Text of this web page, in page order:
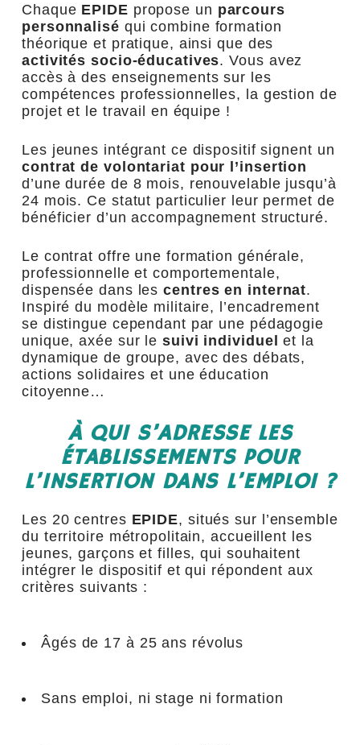
Chaque EPIDE propose un parcours
personnalisé qui combine formation
théorique et pratique, ainsi que des
activités socio-éducatives. Vous avez
accès à des enseignements sur les
compétences professionnelles, la gestion de
projet et le travail en équipe !
Les jeunes intégrant ce dispositif signent un
contrat de volontariat pour l’insertion
d’une durée de 8 mois, renouvelable jusqu’à
24 mois. Ce statut particulier leur permet de
bénéficier d’un accompagnement structuré.
Le contrat offre une formation générale,
professionnelle et comportementale,
dispensée dans lescentres en internat.
Inspiré du modèle militaire, l’encadrement
se distingue cependant par une pédagogie
unique, axée sur le suivi individuel et la
dynamique de groupe, avec des débats,
actions solidaires et une éducation
citoyenne…
À QUI S’ADRESSE LES
ÉTABLISSEMENTS POUR
L’INSERTION DANS L’EMPLOI ?
Les 20 centres EPIDE, situés sur l’ensemble
du territoire métropolitain, accueillent les
jeunes, garçons et filles, qui souhaitent
intégrer le dispositif et qui répondent aux
critères suivants :
Âgés de 17 à 25 ans révolus
Sans emploi, ni stage ni formation